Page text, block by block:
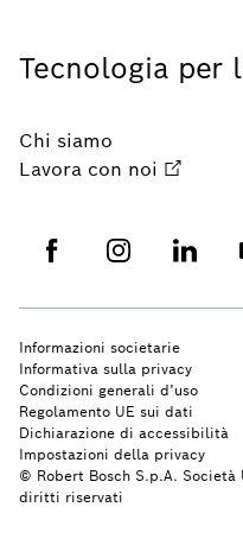
Tecnologia per
Chi siamo
Lavora con noi
© Robert Bosch S.p.A.
diritti riservati
Informazioni societarie
Informativa sulla privacy
Condizioni generali d’uso
Regolamento UE sui dati
Dichiarazione di accessibilità
Impostazioni della privacy